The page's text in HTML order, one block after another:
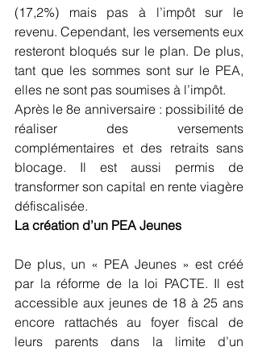
(17,2%) mais pas à l’impôt sur le
revenu. Cependant, les versements eux
resteront bloqués sur le plan. De plus,
tant que les sommes sont sur le PEA,
elles ne sont pas soumises à l’impôt.
Après le 8e anniversaire : possibilité de
réaliser des versements
complémentaires et des retraits sans
blocage. Il est aussi permis de
transformer son capital en rente viagère
défiscalisée.
La création d’un PEA Jeunes
De plus, un « PEA Jeunes » est créé
par la réforme de la loi PACTE. Il est
accessible aux jeunes de 18 à 25 ans
encore rattachés au foyer fiscal de
leurs parents dans la limite d’un